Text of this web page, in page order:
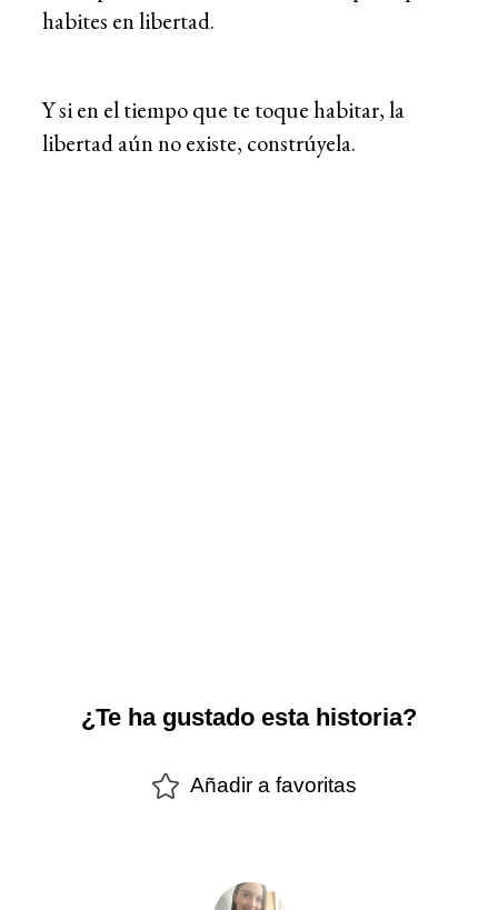
habites en libertad.
Y si en el tiempo que te toque habitar, la
libertad aún no existe, constrúyela.
¿Te ha gustado esta historia?
Añadir a favoritas